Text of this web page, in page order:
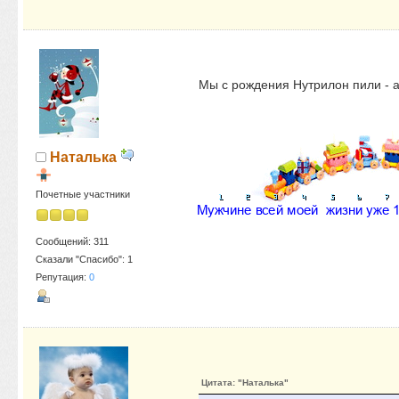
Наталька
Почетные участники
Сообщений: 311
Сказали "Спасибо": 1
Репутация: 0
Мы с рождения Нутрилон пили -
Цитата: "Наталька"